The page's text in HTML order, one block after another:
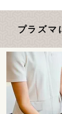
プラズマ